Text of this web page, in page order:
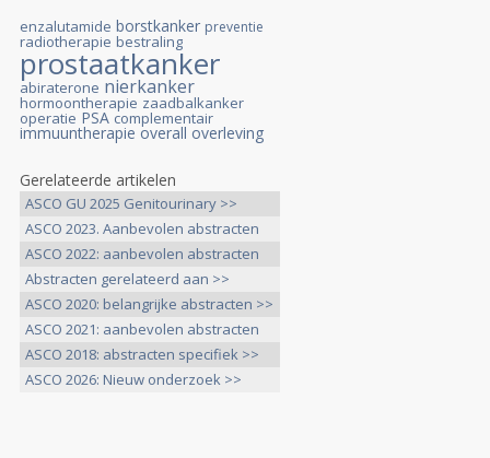
enzalutamide borstkanker preventie
radiotherapie bestraling
prostaatkanker
abiraterone nierkanker
hormoontherapie zaadbalkanker
operatie PSA complementair
immuuntherapie overall overleving
Gerelateerde artikelen
ASCO GU 2025 Genitourinary >>
ASCO 2023. Aanbevolen abstracten
>>
ASCO 2022: aanbevolen abstracten
>>
Abstracten gerelateerd aan >>
ASCO 2020: belangrijke abstracten >>
ASCO 2021: aanbevolen abstracten
>>
ASCO 2018: abstracten specifiek >>
ASCO 2026: Nieuw onderzoek >>